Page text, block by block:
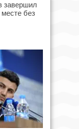
завершил
без